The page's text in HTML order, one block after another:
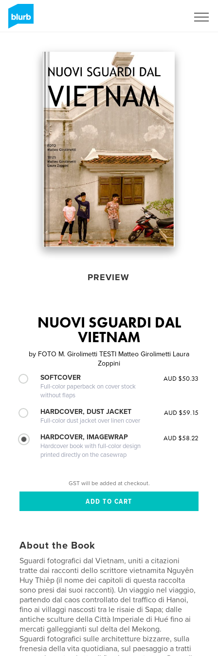
PREVIEW
NUOVI SGUARDI DAL
VIETNAM
by FOTO M. Girolimetti TESTI Matteo Girolimetti Laura
Zoppini
SOFTCOVER
Full-color paperback on cover stock
without flaps
AUD $50.33
HARDCOVER, DUST JACKET
Full-color dust jacket over linen cover
AUD $59.15
HARDCOVER, IMAGEWRAP
Hardcover book with full-color design
printed directly on the casewrap
AUD $58.22
GST will be added at checkout.
About the Book
Sguardi fotografici dal Vietnam, uniti a citazioni
tratte dai racconti dello scrittore vietnamita Nguyên
Huy Thiêp (il nome dei capitoli di questa raccolta
sono presi dai suoi racconti). Un viaggio nel viaggio,
partendo dal caos controllato del traffico di Hanoi,
fino ai villaggi nascosti tra le risaie di Sapa; dalle
antiche sculture della Città Imperiale di Hué fino ai
mercati galleggianti sul delta del Mekong.
Sguardi fotografici sulle architetture bizzarre, sulla
frenesia della vita quotidiana, sul paesaggio a tratti